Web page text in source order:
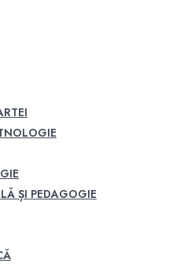
ȘI PEDAGOGIE